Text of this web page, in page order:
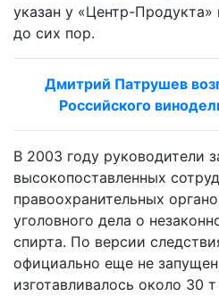
указан у «Центр-Продукта»
до сих пор.
Дмитрий Патрушев
Российского
В 2003 году руководители
высокопоставленных
правоохранительных
уголовного дела о
спирта. По версии
официально еще не
изготавливалось около 30